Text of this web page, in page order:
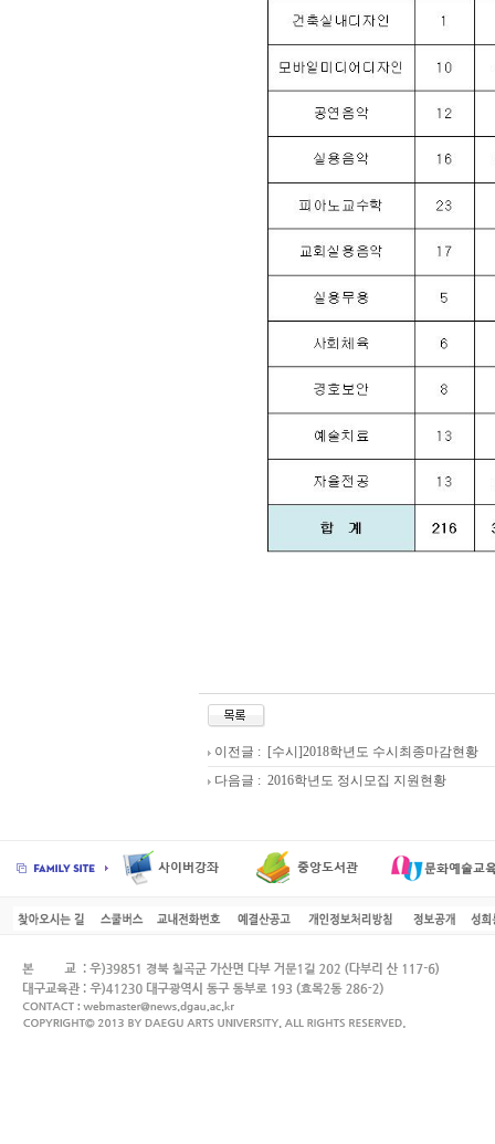
이전글 : [수시]2018학년도 수시최종마감현황
다음글 : 2016학년도 정시모집 지원현황